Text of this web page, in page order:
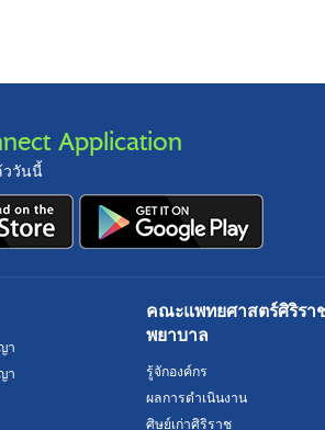
Application
ววันนี้
า
า
คณะแพทยศาสตร์ศิริรา
พยาบาล
รู้จักองค์กร
ผลการดำเนินงาน
ศิษย์เก่าศิริราช